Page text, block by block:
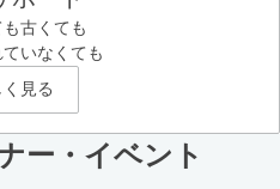
古くても
いなくても
見る
ー・イベント